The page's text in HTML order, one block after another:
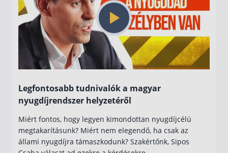
Legfontosabb tudnivalók a magyar
nyugdíjrendszer helyzetéről
Miért fontos, hogy legyen kimondottan nyugdíjcélú
megtakarításunk? Miért nem elegendő, ha csak az
állami nyugdíjra támaszkodunk? Szakértőnk, Sipos